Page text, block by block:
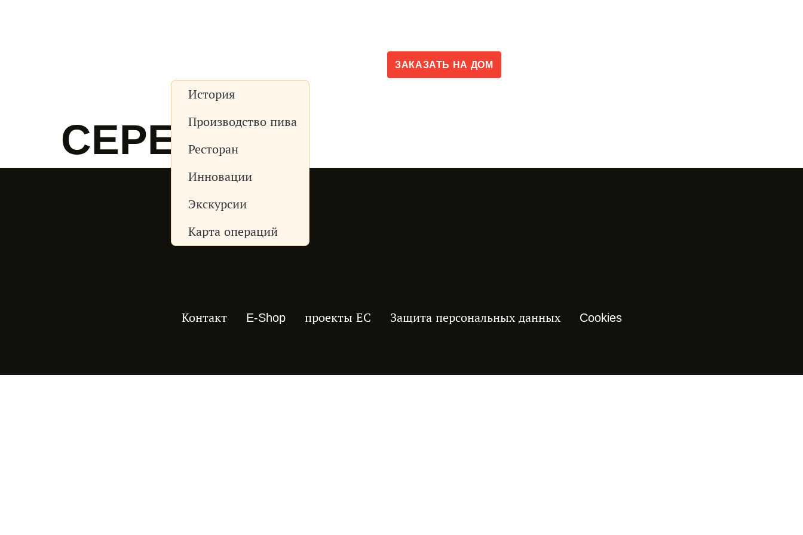
История
Производство пива
Ресторан
Инновации
Экскурсии
Карта операций
ЗАКАЗАТЬ НА ДОМ
СЕРЕБРО
Контакт E-Shop проекты ЕС Защита персональных данных Cookies